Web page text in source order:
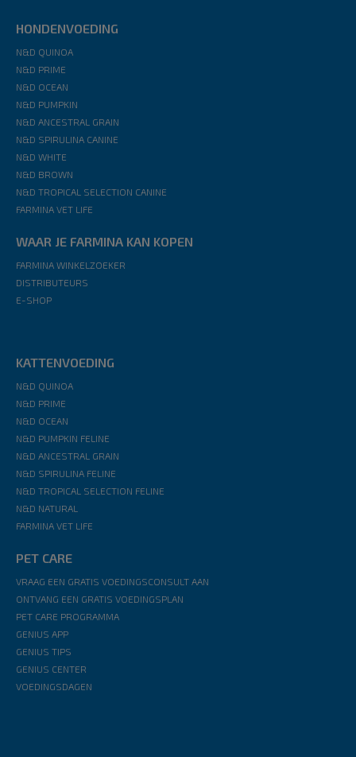
HONDENVOEDING
N&D QUINOA
N&D PRIME
N&D OCEAN
N&D PUMPKIN
N&D ANCESTRAL GRAIN
N&D SPIRULINA CANINE
N&D WHITE
N&D BROWN
N&D TROPICAL SELECTION CANINE
FARMINA VET LIFE
WAAR JE FARMINA KAN KOPEN
FARMINA WINKELZOEKER
DISTRIBUTEURS
E-SHOP
KATTENVOEDING
N&D QUINOA
N&D PRIME
N&D OCEAN
N&D PUMPKIN FELINE
N&D ANCESTRAL GRAIN
N&D SPIRULINA FELINE
N&D TROPICAL SELECTION FELINE
N&D NATURAL
FARMINA VET LIFE
PET CARE
VRAAG EEN GRATIS VOEDINGSCONSULT AAN
ONTVANG EEN GRATIS VOEDINGSPLAN
PET CARE PROGRAMMA
GENIUS APP
GENIUS TIPS
GENIUS CENTER
VOEDINGSDAGEN